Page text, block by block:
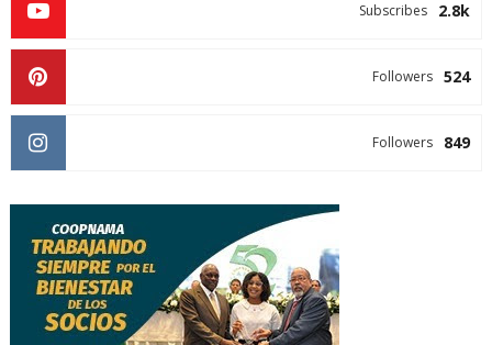
2.8k
Subscribes
524
Followers
849
Followers